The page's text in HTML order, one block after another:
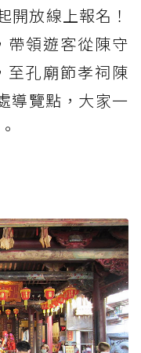
開放線上報名！
帶領遊客從陳守
至孔廟節孝祠陳
導覽點，大家一